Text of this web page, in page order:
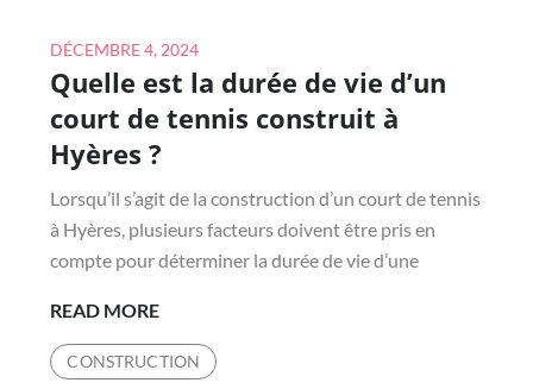
Posted
on
DÉCEMBRE 4, 2024
Quelle est la durée de vie d’un
court de tennis construit à
Hyères ?
Lorsqu’il s’agit de la construction d’un court de tennis
à Hyères, plusieurs facteurs doivent être pris en
compte pour déterminer la durée de vie d’une
READ MOREQUELLE
EST
LA
CONSTRUCTION